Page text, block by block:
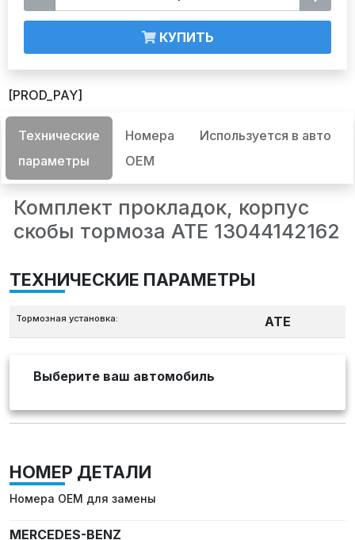
КУПИТЬ
[PROD_PAY]
Технические
параметры
Номера
OEM
Используется в авто
Комплект прокладок, корпус
скобы тормоза ATE 13044142162
ТЕХНИЧЕСКИЕ ПАРАМЕТРЫ
Тормозная установка: ATE
Выберите ваш автомобиль
НОМЕР ДЕТАЛИ
Номера OEM для замены
MERCEDES-BENZ